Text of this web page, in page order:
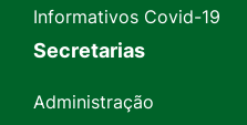
Informativos Covid-19
Secretarias
Administração